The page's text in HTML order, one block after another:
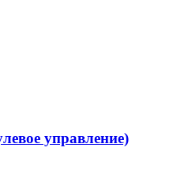
управление)